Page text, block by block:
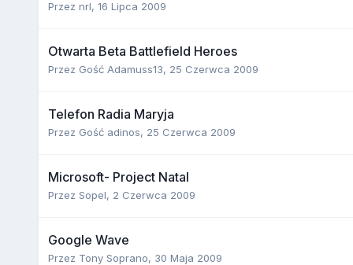
Przez nrl, 16 Lipca 2009
Otwarta Beta Battlefield Heroes
Przez Gość Adamuss13, 25 Czerwca 2009
Telefon Radia Maryja
Przez Gość adinos, 25 Czerwca 2009
Microsoft- Project Natal
Przez Sopel, 2 Czerwca 2009
Google Wave
Przez Tony Soprano, 30 Maja 2009